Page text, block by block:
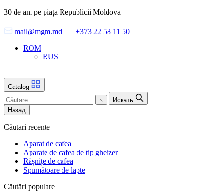
Skip
the
content
30 de ani pe piața Republicii Moldova
mail@mgm.md
+373 22 58 11 50
ROM
RUS
Catalog
Искать
Назад
Căutari recente
Aparat de cafea
Aparate de cafea de tip gheizer
Râșnițe de cafea
Spumătoare de lapte
Căutări populare